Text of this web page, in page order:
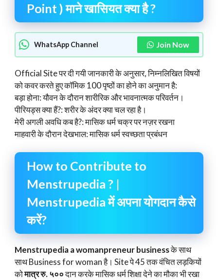
Point ) माने खासियत क्या है ?
WhatsApp Channel Join Now
Official Site पर दी गयी जानकारी के अनुसार, निम्नलिखित विषयों
को कवर करते हुए कॉमिक 100 पृष्ठों का होने का अनुमान है:
बड़ा होना: यौवन के दौरान शारीरिक और भावनात्मक परिवर्तन।
पीरियड्स क्या हैं?: शरीर के अंदर क्या चल रहा है।
मेरी अगली अवधि कब है?: मासिक धर्म चक्र पर नज़र रखना
माहवारी के दौरान देखभाल: मासिक धर्म स्वच्छता प्रबंधन
How to Contribute to
Menstrupedia ? |
Menstrupedia में अपना योगदान कैसे
करें?
Menstrupedia a womanpreneur businessके साथ
साथ Business for woman है। Site पे 45 तक वंचित लड़कियों
कोमात्र रु. ५००दान करके मासिक धर्म शिक्षा देने का मौका भी रखा